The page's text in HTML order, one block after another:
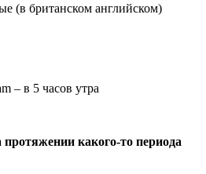
(в британском английском)
– в 5 часов утра
какого-то периода